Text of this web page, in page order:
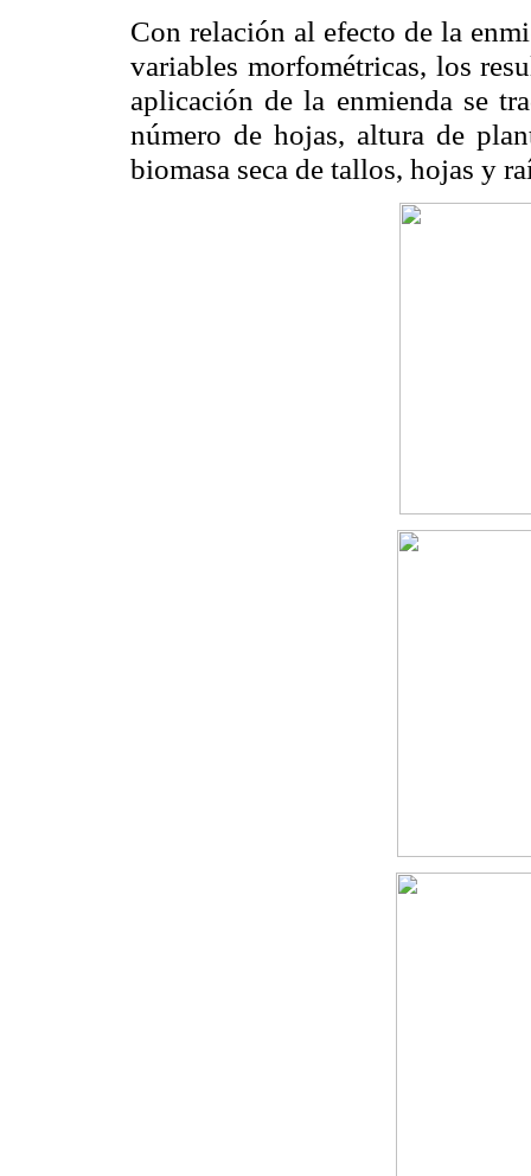
Con relación al efecto de la
variables morfométricas, los
aplicación de la enmienda se
número de hojas, altura de
biomasa seca de tallos, hojas y